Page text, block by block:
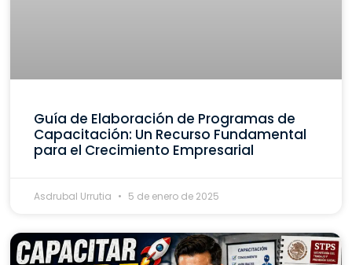
Guía de Elaboración de Programas de
Capacitación: Un Recurso Fundamental
para el Crecimiento Empresarial
Asdrubal Urrutia 5 de enero de 2025